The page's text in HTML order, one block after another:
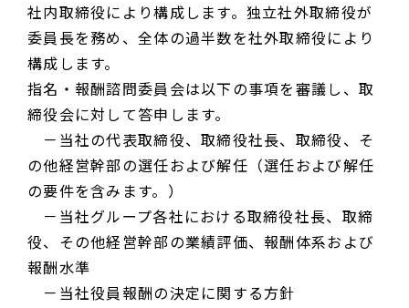
社内取締役により構成します。独立社外取締役が
委員長を務め、全体の過半数を社外取締役により
構成します。
指名・報酬諮問委員会は以下の事項を審議し、取
締役会に対して答申します。
－当社の代表取締役、取締役社長、取締役、そ
の他経営幹部の選任および解任（選任および解任
の要件を含みます。）
－当社グループ各社における取締役社長、取締
役、その他経営幹部の業績評価、報酬体系および
報酬水準
－当社役員報酬の決定に関する方針